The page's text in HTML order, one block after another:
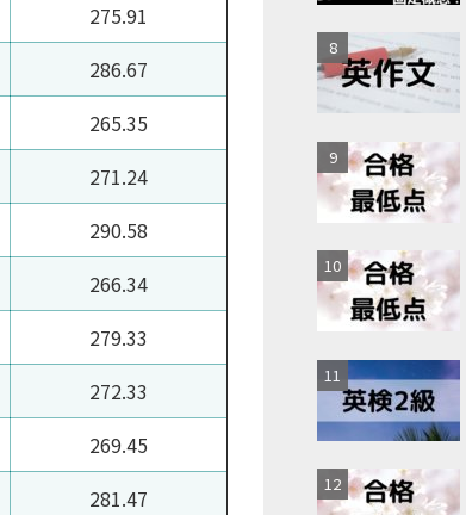
275.91
286.67
265.35
271.24
290.58
266.34
279.33
272.33
269.45
281.47